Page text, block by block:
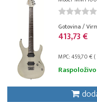
Gotovina /
413,73 €
MPC: 459,70 €